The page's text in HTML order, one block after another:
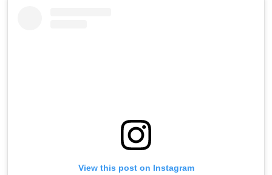
View this post on Instagram